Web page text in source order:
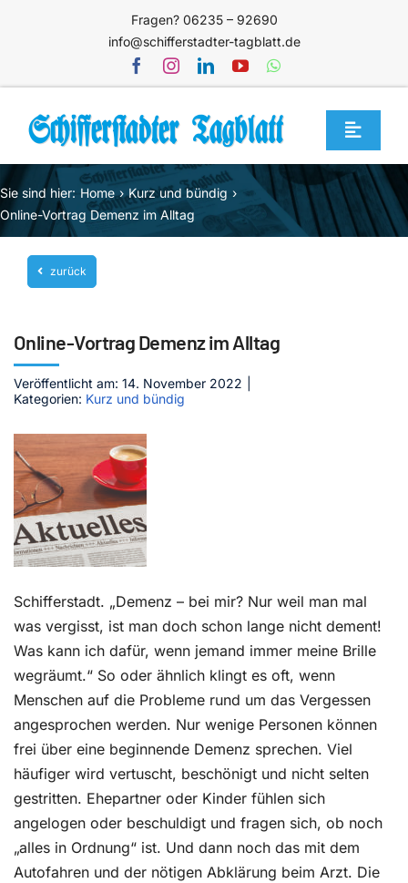
Fragen? 06235 – 92690
info@schifferstadter-tagblatt.de
Toggle
Home
Themen
Blog
Unternehmen
Mediathek
Jetzt abonnieren
Kontakt
Sie sind hier: Home
Kurz und bündig
Online-Vortrag Demenz im Alltag
zurück
Online-Vortrag Demenz im Alltag
Veröffentlicht am: 14. November 2022
Kategorien: Kurz und bündig
Schifferstadt. „Demenz – bei mir? Nur weil man mal
was vergisst, ist man doch schon lange nicht dement!
Was kann ich dafür, wenn jemand immer meine Brille
wegräumt.“ So oder ähnlich klingt es oft, wenn
Menschen auf die Probleme rund um das Vergessen
angesprochen werden. Nur wenige Personen können
frei über eine beginnende Demenz sprechen. Viel
häufiger wird vertuscht, beschönigt und nicht selten
gestritten. Ehepartner oder Kinder fühlen sich
angelogen oder beschuldigt und fragen sich, ob noch
„alles in Ordnung“ ist. Und dann noch das mit dem
Autofahren und der nötigen Abklärung beim Arzt. Die